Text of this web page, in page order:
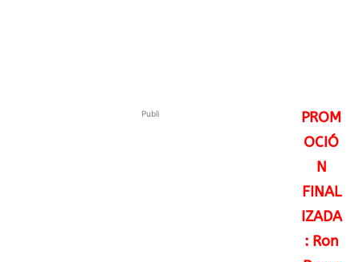
Publi
PROM
OCIÓ
N
FINAL
IZADA
: Ron